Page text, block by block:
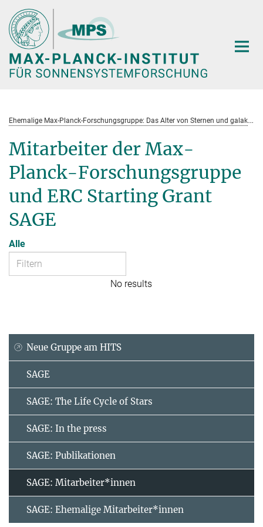
Hauptinhalt
E
hemalige Max-Planck-Forschungsgruppe: Das Alter von Sternen und galaktische Entwicklung
Mitarbeiter der Max-
Planck-Forschungsgruppe
und ERC Starting Grant
SAGE
Alle
No results
Neue Gruppe am HITS
SAGE
SAGE: The Life Cycle of Stars
SAGE: In the press
SAGE: Publikationen
SAGE: Mitarbeiter*innen
SAGE: Ehemalige Mitarbeiter*innen